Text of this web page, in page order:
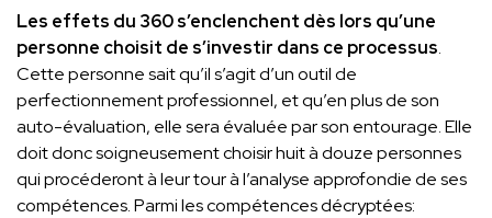
Les effets du 360 s’enclenchent dès lors qu’une
personne choisit de s’investir dans ce processus.
Cette personne sait qu’il s’agit d’un outil de
perfectionnement professionnel, et qu’en plus de son
auto-évaluation, elle sera évaluée par son entourage. Elle
doit donc soigneusement choisir huit à douze personnes
qui procéderont à leur tour à l’analyse approfondie de ses
compétences. Parmi les compétences décryptées: